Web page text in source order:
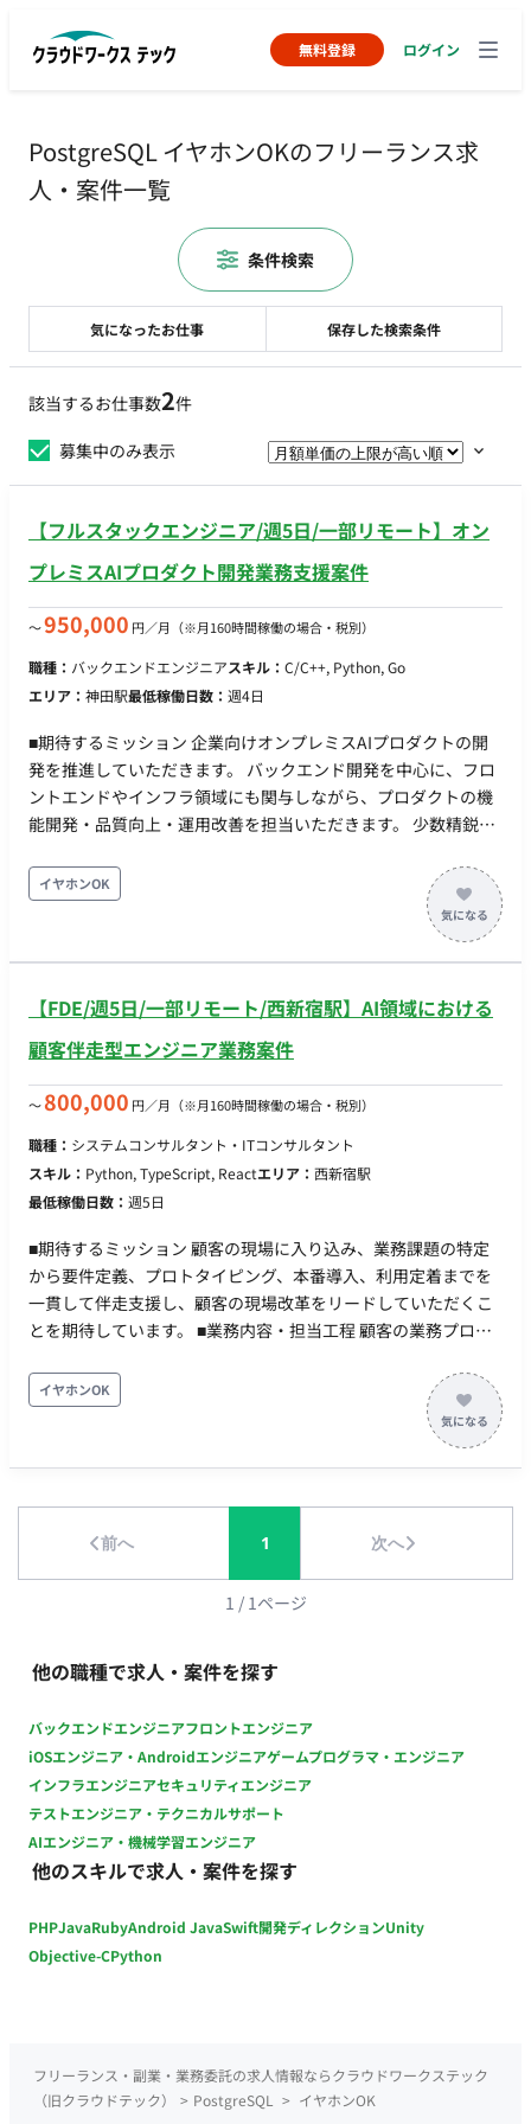
無料登録 ログイン
PostgreSQL イヤホンOKのフリーランス求
人・案件一覧
該当するお仕事数2件
募集中のみ表示
【フルスタックエンジニア/週5日/一部リモート】オン
プレミスAIプロダクト開発業務支援案件
〜950,000 円／月 （※月160時間稼働の場合・税別）
職種： バックエンドエンジニアスキル： C/C++, Python, Go
エリア： 神田駅最低稼働日数： 週4日
■期待するミッション 企業向けオンプレミスAIプロダクトの開
発を推進していただきます。 バックエンド開発を中心に、フロ
ントエンドやインフラ領域にも関与しながら、プロダクトの機
能開発・品質向上・運用改善を担当いただきます。 少数精鋭の
など上流工程にも携わり、事業成長を支える中核エンジニアと
してご活躍いただくことを期待しています。 ■業務内容・担当
工程 【AIプロダクトのバックエンド開発】 ・Pythonを用いた
API開発 ・バックエンドアーキテクチャの設計・実装 ・データ
ルスタック開発】 ・Next.jsを用いたフロントエンド開発 ・バ
ックエンドとの連携実装 ・UI/UX改善に伴う機能追加 【インフ
Kubernetesを利用した環境構築・運用 ・Terraformを用いた
テム監視環境の整備 ・ログ分析および障害対応 ・品質改善施策
の立案・実行 ・開発フローの改善提案 【技術選定・プロダクト
改善】 ・新技術の調査・検証 ・機能要件に応じた技術選定 ・
体制 ・開発組織：約10名規模 ・代表、開発責任者と近い距離で
開発を推進 ・少数精鋭のため、職種の垣根を超えて連携する環
境 ・事業サイドとのコミュニケーション機会が多く、顧客の声
を直接プロダクトへ反映可能 ■開発環境 言語：Python、Go、C
／C++、TypeScript フレームワーク：FastAPI、Flask、Gin、
gRPC、Next.js、Electron データベース：PostgreSQL、
MySQL、SQLite、Redis インフラ／クラウド：Terraform、
ラー監視：Prometheus、Sentry、Cloud Monitoring、Cloud
Logging、Azure Monitor、Azure Log Analytics ソースコード
Workspace 情報共有ツール：GitHub、Notion、Slack、Miro、
Google Workspace 生成AIツール：ChatGPT／Codex、Claude
Miro AI ■働き方 ・稼働量：週5日 ・リモート稼働：一部リモー
東京都千代田区神田鍛冶町３丁目３−１ 神田ノースフロントビ
ル） ・フレックス稼働：コアタイムフレックス ・長期参画歓迎
・少数精鋭チームのため、裁量を持って開発に携われる環境
イヤホンOK
【FDE/週5日/一部リモート/西新宿駅】AI領域における
顧客伴走型エンジニア業務案件
〜800,000 円／月 （※月160時間稼働の場合・税別）
職種： システムコンサルタント・ITコンサルタント
スキル： Python, TypeScript, Reactエリア： 西新宿駅
最低稼働日数： 週5日
■期待するミッション 顧客の現場に入り込み、業務課題の特定
から要件定義、プロトタイピング、本番導入、利用定着までを
一貫して伴走支援し、顧客の現場改革をリードしていただくこ
とを期待しています。 ■業務内容・担当工程 顧客の業務プロセ
義を行います。自社プロダクトやLLM/AIエージェントを活用し
たPoCの高速実装、既存SaaSとのAPI連携・データ統合および
フルスタック開発を担当します。また、本番導入における技術
支援、運用設計、セキュリティ対応、定着支援やプロダクトチ
エンジニア：7名（今後30名規模へ拡大予定） ■開発環境 ・プ
ログラミング：Python, TypeScript ・FW：React, Next.js, NX,
LangChain, LangGraph ・DB：BigQuery, PostgreSQL ・イン
一部リモート（週3日出社／西新宿 ※キャッチアップのため最
初の1ヶ月間は全日出社） ・フレックス稼働：不可
イヤホンOK
前へ 1 次へ
1 / 1ページ
他の職種で求人・案件を探す
バックエンドエンジニアフロントエンジニア
iOSエンジニア・Androidエンジニアゲームプログラマ・エンジニア
インフラエンジニアセキュリティエンジニア
テストエンジニア・テクニカルサポート
AIエンジニア・機械学習エンジニア
他のスキルで求人・案件を探す
PHPJavaRubyAndroid JavaSwift開発ディレクションUnity
Objective-CPython
気になったお仕事 保存した検索条件
条件検索
フリーランス・副業・業務委託の求人情報ならクラウドワークステック
（旧クラウドテック）
> PostgreSQL > イヤホンOK